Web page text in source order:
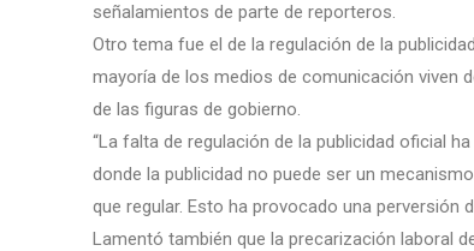
señalamientos de parte de reporteros.
Otro tema fue el de la regulación de la
mayoría de los medios de comunicación viven
de las figuras de gobierno.
“La falta de regulación de la publicidad oficial
donde la publicidad no puede ser un
que regular. Esto ha provocado una perversión
Lamentó también que la precarización laboral